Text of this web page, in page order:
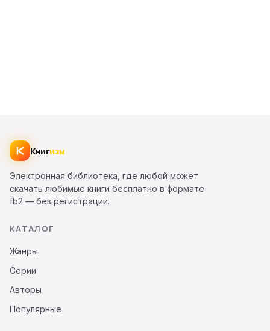
Книгизм
Электронная библиотека, где любой может
скачать любимые книги бесплатно в формате
fb2 — без регистрации.
КАТАЛОГ
Жанры
Серии
Авторы
Популярные